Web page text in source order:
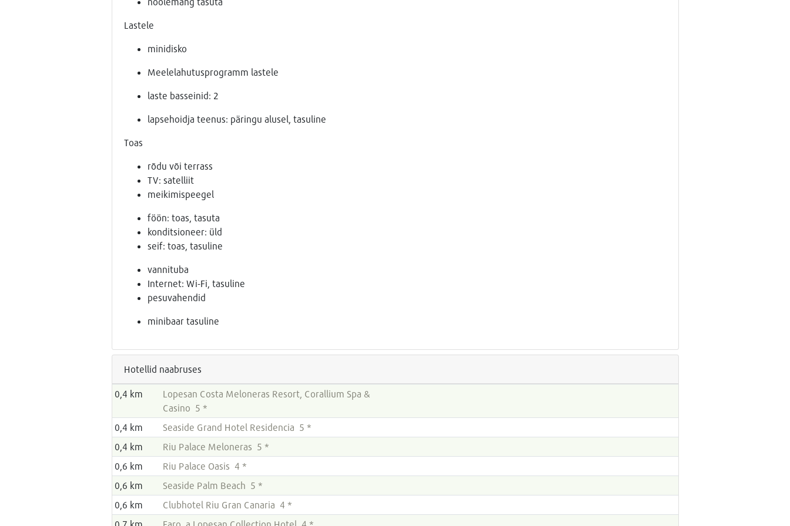
Lastele
minidisko
Meelelahutusprogramm lastele
laste basseinid: 2
lapsehoidja teenus: päringu alusel, tasuline
Toas
rõdu või terrass
TV: satelliit
meikimispeegel
föön: toas, tasuta
konditsioneer: üld
seif: toas, tasuline
vannituba
Internet: Wi-Fi, tasuline
pesuvahendid
minibaar tasuline
Hotellid naabruses
0,4 km
Lopesan Costa Meloneras Resort, Corallium Spa &
Casino 5 *
0,4 km
Seaside Grand Hotel Residencia 5 *
0,4 km
Riu Palace Meloneras 5 *
0,6 km
Riu Palace Oasis 4 *
0,6 km
Seaside Palm Beach 5 *
0,6 km
Clubhotel Riu Gran Canaria 4 *